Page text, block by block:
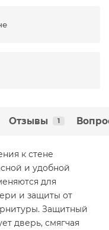
Отзывы 1
к стене
и удобной
для
и защиты от
Защитный
дверь, смягчая